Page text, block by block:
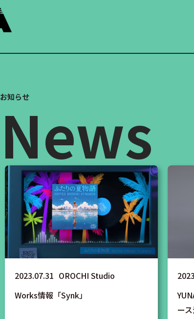
お知らせ
News
2023.07.31 OROCHI Studio
Works情報「Synk」
ー